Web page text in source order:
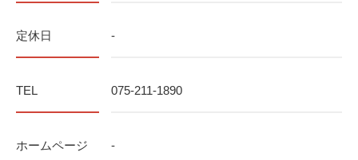
定休日 -
TEL 075-211-1890
ホームページ -